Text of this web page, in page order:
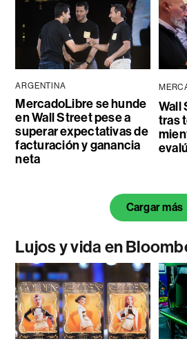
ARGENTINA
MercadoLibre se hunde
en Wall Street pese a
superar expectativas de
facturación y ganancia
neta
Wall
tras
Cargar más
Lujos y vida en